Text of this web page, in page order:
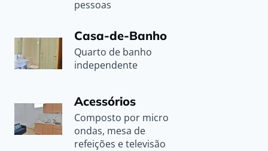
pessoas
Casa-de-Banho
Quarto de banho
independente
Acessórios
Composto por micro
ondas, mesa de
refeições e televisão